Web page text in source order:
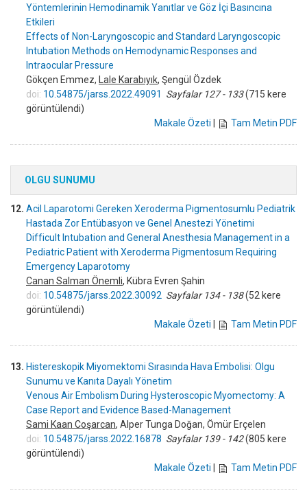
Yöntemlerinin Hemodinamik Yanıtlar ve Göz İçi Basıncına
Etkileri
Effects of Non-Laryngoscopic and Standard Laryngoscopic
Intubation Methods on Hemodynamic Responses and
Intraocular Pressure
Gökçen Emmez, Lale Karabıyık, Şengül Özdek
doi: 10.54875/jarss.2022.49091 Sayfalar 127 - 133(715 kere
görüntülendi)
Makale Özeti
Tam Metin PDF
OLGU SUNUMU
12. Acil Laparotomi Gereken Xeroderma Pigmentosumlu Pediatrik
Hastada Zor Entübasyon ve Genel Anestezi Yönetimi
Difficult Intubation and General Anesthesia Management in a
Pediatric Patient with Xeroderma Pigmentosum Requiring
Emergency Laparotomy
Canan Salman Önemli, Kübra Evren Şahin
doi: 10.54875/jarss.2022.30092 Sayfalar 134 - 138(52 kere
görüntülendi)
Makale Özeti
Tam Metin PDF
13. Histereskopik Miyomektomi Sırasında Hava Embolisi: Olgu
Sunumu ve Kanıta Dayalı Yönetim
Venous Air Embolism During Hysteroscopic Myomectomy: A
Case Report and Evidence Based-Management
Sami Kaan Coşarcan, Alper Tunga Doğan, Ömür Erçelen
doi: 10.54875/jarss.2022.16878 Sayfalar 139 - 142(805 kere
görüntülendi)
Makale Özeti
Tam Metin PDF